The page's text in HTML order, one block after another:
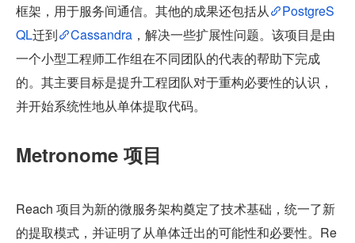
框架，用于服务间通信。其他的成果还包括从
PostgreS
QL迁到 Cassandra ，解决一些扩展性问题。该项目是由
一个小型工程师工作组在不同团队的代表的帮助下完成
的。其主要目标是提升工程团队对于重构必要性的认识，
并开始系统性地从单体提取代码。
Metronome 项目
Reach 项目为新的微服务架构奠定了技术基础，统一了新
的提取模式，并证明了从单体迁出的可能性和必要性。Re